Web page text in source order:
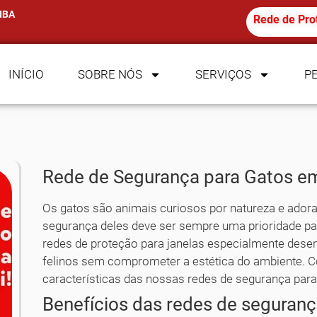
Rede de
INÍCIO SOBRE NÓS SERVIÇOS
Rede de Segurança para Gatos
Os gatos são animais curiosos por natureza e
segurança deles deve ser sempre uma prioridade
redes de proteção para janelas especialmente
felinos sem comprometer a estética do ambiente.
características das nossas redes de segurança
Benefícios das redes de